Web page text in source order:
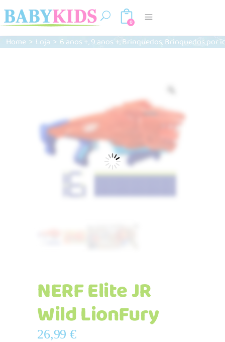
0
Home > Loja > 6 anos +,9 anos +,Brinquedos,Brinquedos por
NERF Elite JR
Wild LionFury
26,99€